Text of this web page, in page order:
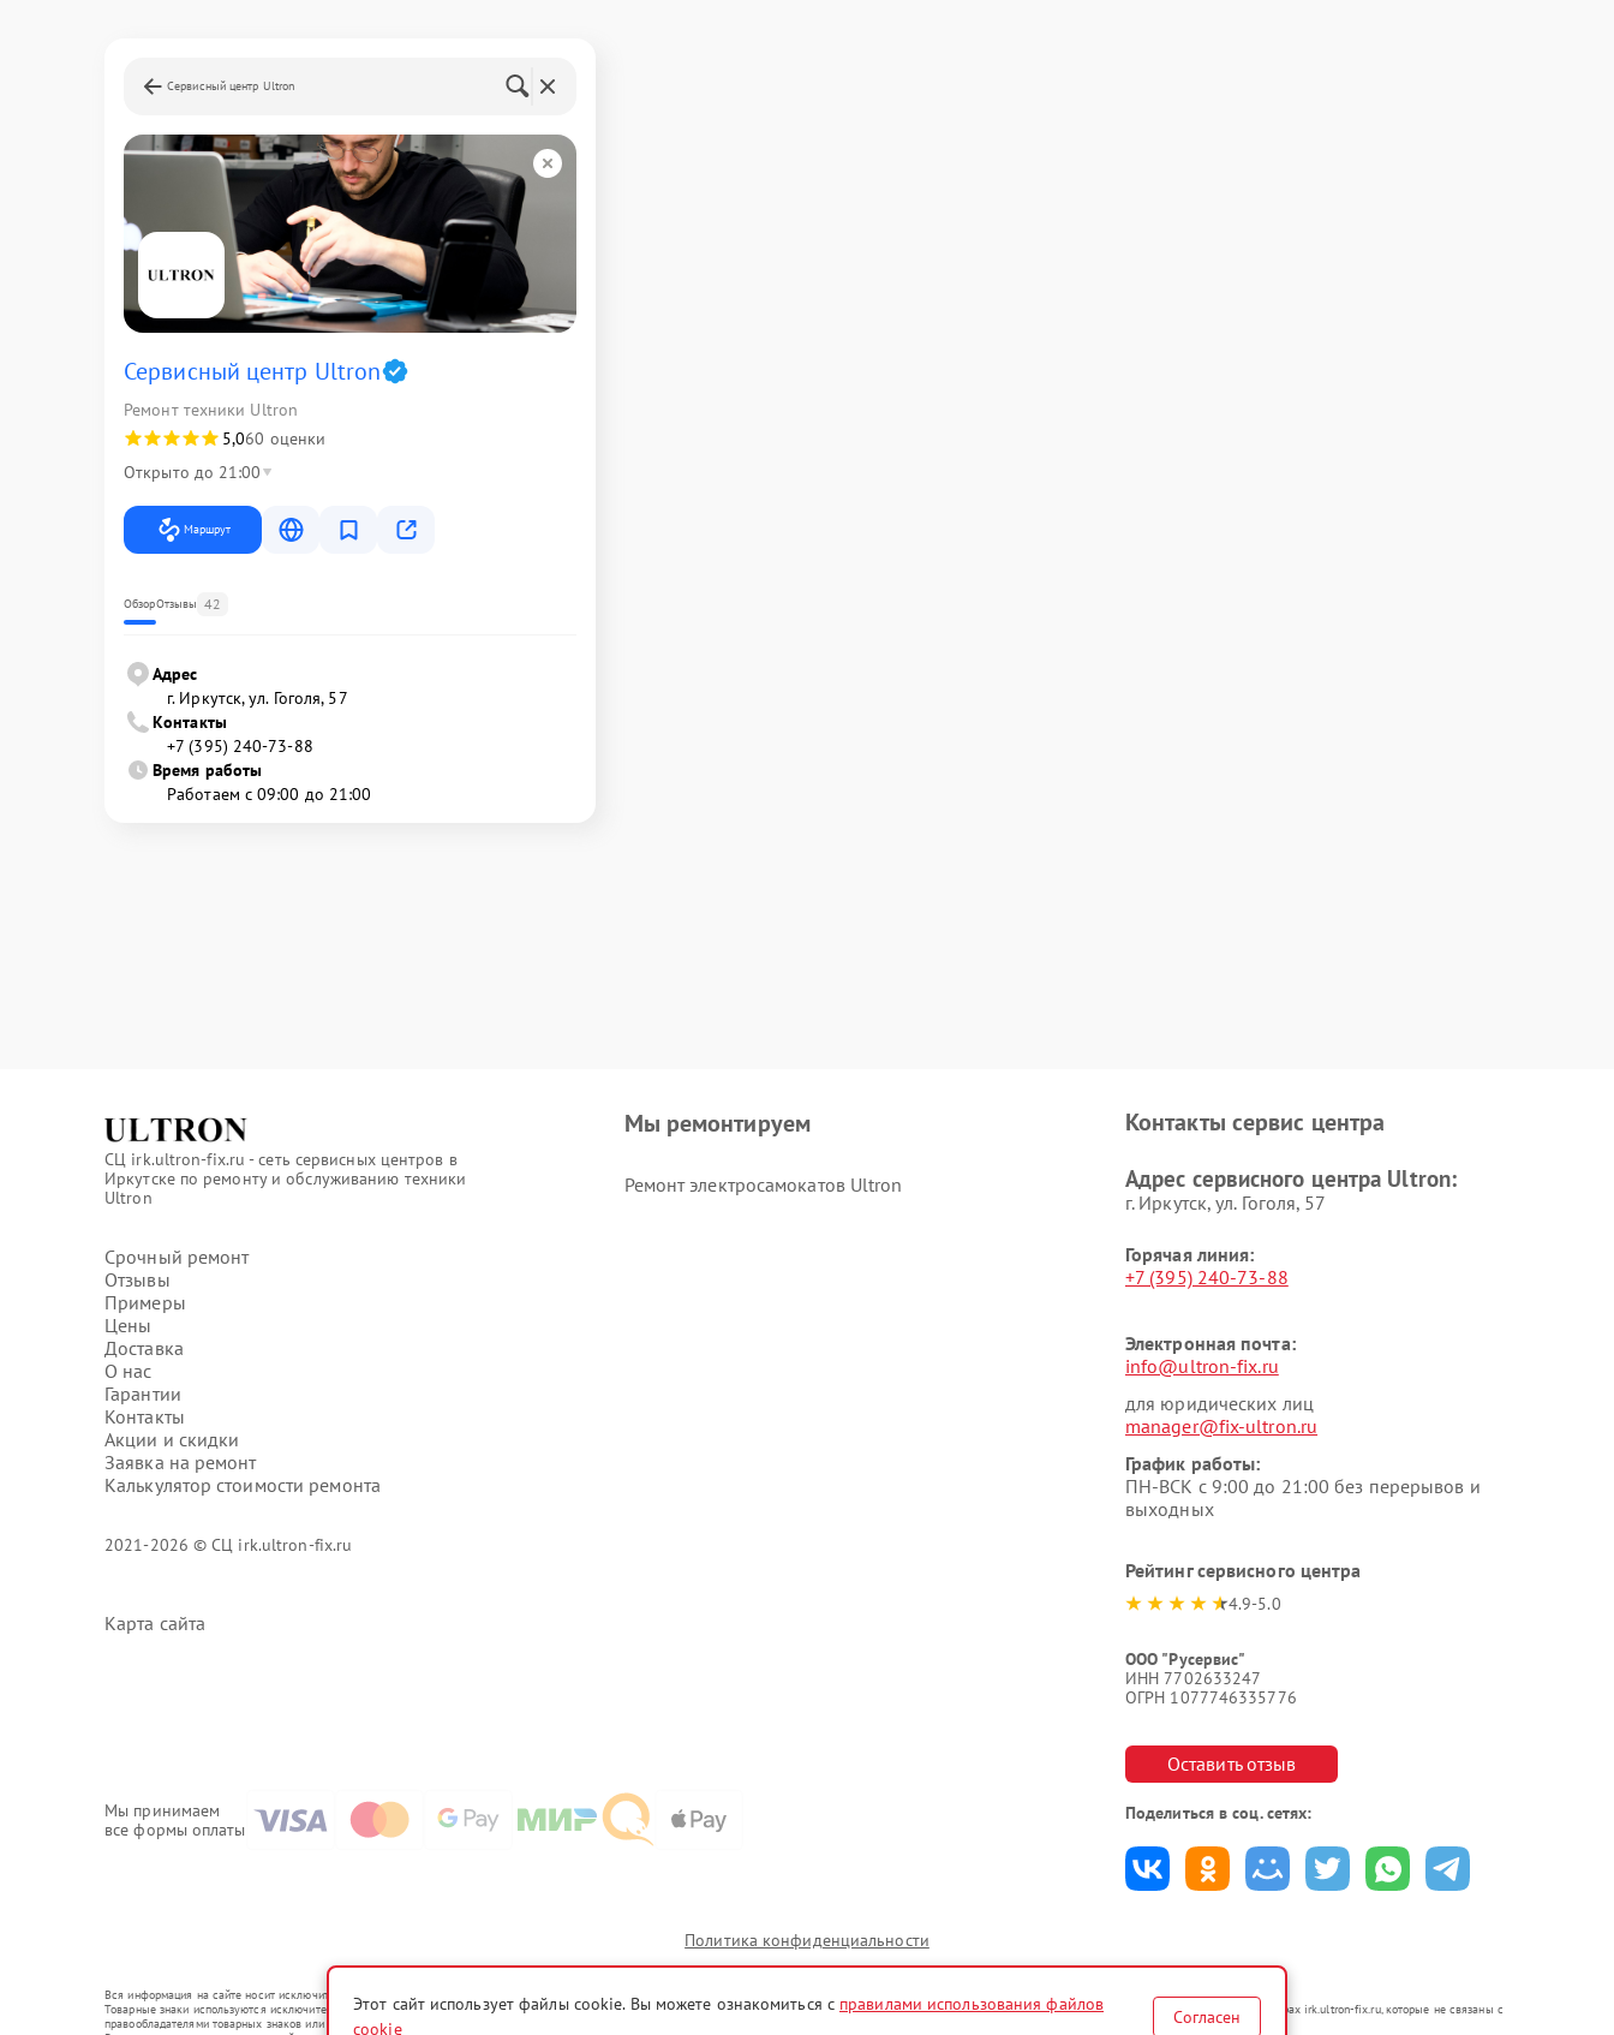
Сервисный центр Ultron
Сервисный центр Ultron
Ремонт техники Ultron
5,060 оценки
Открыто до 21:00
Маршрут
ОбзорОтзывы 42
Адрес
г. Иркутск, ул. ​Гоголя, 57
Контакты
+7 (395) 240-73-88
Время работы
Работаем с 09:00 до 21:00
СЦ irk.ultron-fix.ru - сеть сервисных центров в
Иркутске по ремонту и обслуживанию техники
Ultron
Срочный ремонт
Отзывы
Примеры
Цены
Доставка
О нас
Гарантии
Контакты
Акции и скидки
Заявка на ремонт
Калькулятор стоимости ремонта
2021-2026 © СЦ irk.ultron-fix.ru
Карта сайта
Мы принимаем
все формы оплаты
Мы ремонтируем
Ремонт электросамокатов Ultron
Контакты сервис центра
Адрес сервисного центра Ultron:
г. Иркутск, ул. ​Гоголя, 57
Горячая линия:
+7 (395) 240-73-88
Электронная почта:
info@ultron-fix.ru
для юридических лиц
manager@fix-ultron.ru
График работы:
ПН-ВСК с 9:00 до 21:00 без перерывов и
выходных
Рейтинг сервисного центра
4.9-5.0
ООО "Русервис"
ИНН 7702633247
ОГРН 1077746335776
Оставить отзыв
Поделиться в соц. сетях:
Политика конфиденциальности
Вся информация на сайте носит исключительно справочный характер.
Товарные знаки используются исключительно для описания устройств, в отношении которых сервисные центры irk.ultron-fix.ru предоставляют услуги по ремонту. Услуги оказываются в неавторизованных сервисных центрах irk.ultron-fix.ru, которые не связаны с
правообладателями товарных знаков или их официальными представителями.
Этот сайт использует файлы cookie. Вы можете ознакомиться с правилами использования файлов
cookie
Согласен